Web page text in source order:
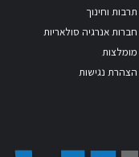
תרבות וחינוך
חברות אנרגיה סולאריות
מומלצות
הצהרת נגישות